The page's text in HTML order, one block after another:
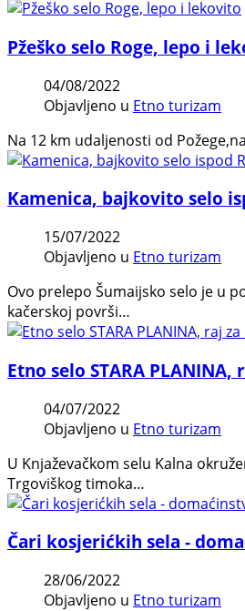
Pžeško selo Roge, lepo i
04/08/2022
Objavljeno u Etno turizam
Na 12 km udaljenosti od
Kamenica, bajkovito selo
15/07/2022
Objavljeno u Etno turizam
Ovo prelepo Šumaijsko selo je u
kačerskoj površi…
Etno selo STARA
04/07/2022
Objavljeno u Etno turizam
U Knjaževačkom selu Kalna
Trgoviškog timoka…
Čari kosjerićkih sela -
28/06/2022
Objavljeno u Etno turizam